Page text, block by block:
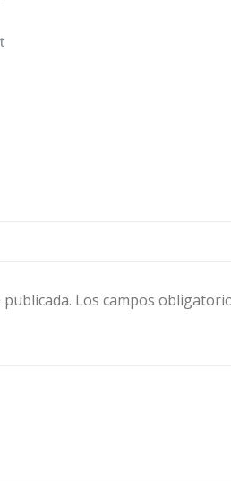
Los campos